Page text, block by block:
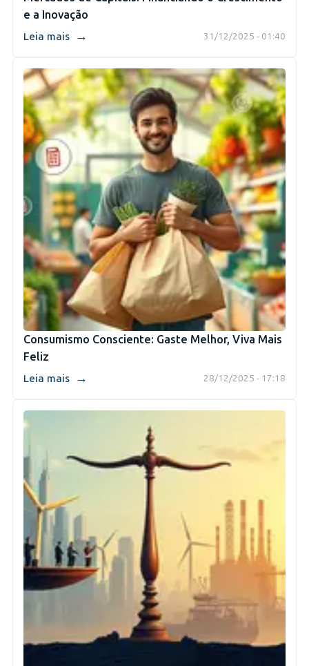
e a Inovação
31/12/2025 - 01:40
Leia mais →
Consumismo Consciente: Gaste Melhor, Viva Mais
Feliz
28/12/2025 - 17:18
Leia mais →